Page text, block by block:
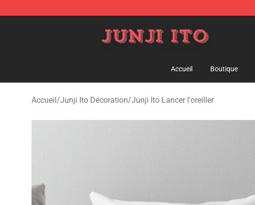
Accueil Boutique
Accueil/Junji Ito Décoration/Junji Ito Lancer l'oreiller